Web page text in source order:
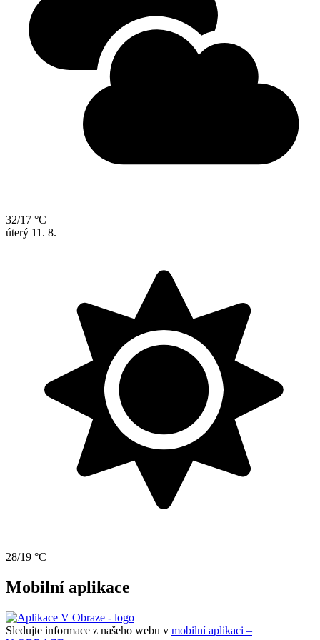
32/17 °C
úterý 11. 8.
28/19 °C
Mobilní aplikace
Sledujte informace z našeho webu v mobilní aplikaci –